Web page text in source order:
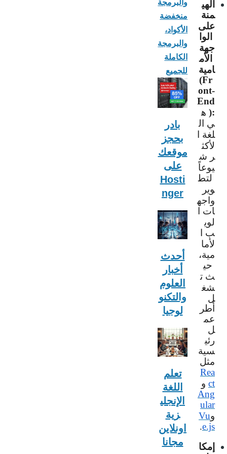
الهي
منة
على
الوا
جهة
الأم
امية
(Fr
ont-
End
ه
ال
لغة ا
لأكث
ش
يوعاً
لتط
وير
واجه
ات ا
لوي
ب ا
لأما
مية،
ث ت
شغ
أطر
عم
رئي
سية
مثل
Rea
و
Ang
ular
Vu
e.js
.
إ مكا
والبرمجة
منخفضة
الأكواد،
والبرمجة
الكاملة
للجميع
بادر
بحجز
موقعك
على
Hosti
nger
أحدث
أخبار
العلوم
والتكنو
لوجيا
تعلم
اللغة
الإنجلي
زية
اونلاين
مجانا